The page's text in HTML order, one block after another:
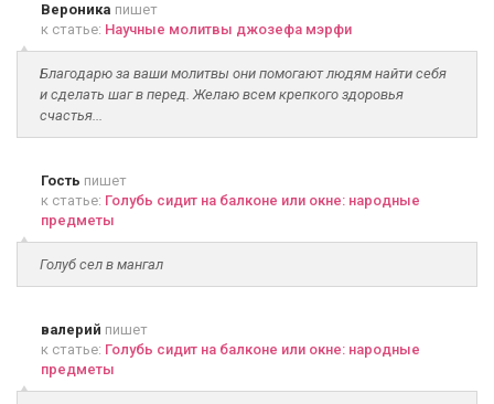
Вероника пишет
к статье: Научные молитвы джозефа мэрфи
Благодарю за ваши молитвы они помогают людям найти себя
и сделать шаг в перед. Желаю всем крепкого здоровья
счастья...
Гость пишет
к статье: Голубь сидит на балконе или окне: народные
предметы
Голуб сел в мангал
валерий пишет
к статье: Голубь сидит на балконе или окне: народные
предметы